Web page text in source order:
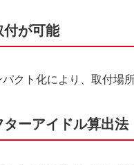
付が可能
クト化により、取付場
ーアイドル算出法